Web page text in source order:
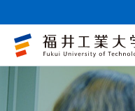
工学部